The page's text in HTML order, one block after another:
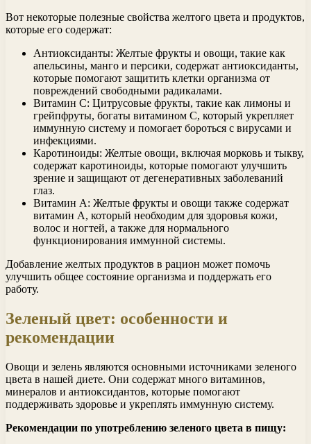
Вот некоторые полезные свойства желтого цвета и продуктов,
которые его содержат:
Антиоксиданты: Желтые фрукты и овощи, такие как
апельсины, манго и персики, содержат антиоксиданты,
которые помогают защитить клетки организма от
повреждений свободными радикалами.
Витамин С: Цитрусовые фрукты, такие как лимоны и
грейпфруты, богаты витамином С, который укрепляет
иммунную систему и помогает бороться с вирусами и
инфекциями.
Каротиноиды: Желтые овощи, включая морковь и тыкву,
содержат каротиноиды, которые помогают улучшить
зрение и защищают от дегенеративных заболеваний
глаз.
Витамин А: Желтые фрукты и овощи также содержат
витамин А, который необходим для здоровья кожи,
волос и ногтей, а также для нормального
функционирования иммунной системы.
Добавление желтых продуктов в рацион может помочь
улучшить общее состояние организма и поддержать его
работу.
Зеленый цвет: особенности и
рекомендации
Овощи и зелень являются основными источниками зеленого
цвета в нашей диете. Они содержат много витаминов,
минералов и антиоксидантов, которые помогают
поддерживать здоровье и укреплять иммунную систему.
Рекомендации по употреблению зеленого цвета в пищу: